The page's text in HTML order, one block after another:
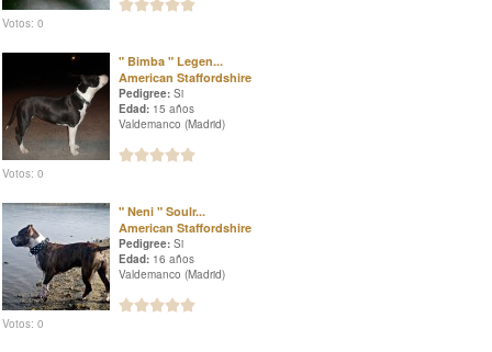
Votos: 0
" Bimba " Legen...
American Staffordshire
Pedigree: Si
Edad: 15 años
Valdemanco (Madrid)
Votos: 0
" Neni " Soulr...
American Staffordshire
Pedigree: Si
Edad: 16 años
Valdemanco (Madrid)
Votos: 0